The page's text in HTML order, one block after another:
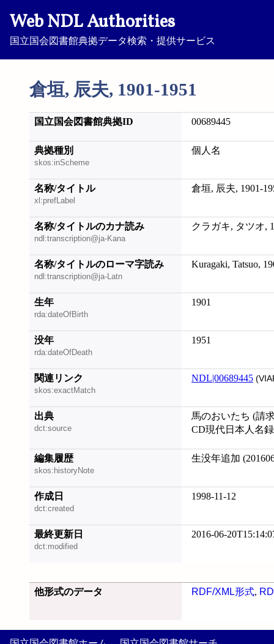
Web NDL Authorities
国立国会図書館典拠データ検索・提供サービス
倉垣, 辰夫, 1901-1951
国立国会図書館典拠ID 00689445
典拠種別
skos:inScheme
個人名
名称/タイトル
xl:prefLabel
倉垣, 辰夫, 1901-
名称/タイトルのカナ読み
ndl:transcription@ja-Kana
クラガキ, タツオ,
名称/タイトルのローマ字読み
ndl:transcription@ja-Latn
Kuragaki, Tatsuo,
生年
rda:dateOfBirth
1901
没年
rda:dateOfDeath
1951
関連リンク
skos:exactMatch
NDL|00689445
出典
dct:source
馬のおいたち (請
CD現代日本人名
編集履歴
skos:historyNote
生没年追加
作成日
dct:created
1998-11-12
最終更新日
dct:modified
2016-06-
他形式のデータ RDF/XML形式,